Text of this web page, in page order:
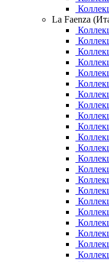
La Faenza